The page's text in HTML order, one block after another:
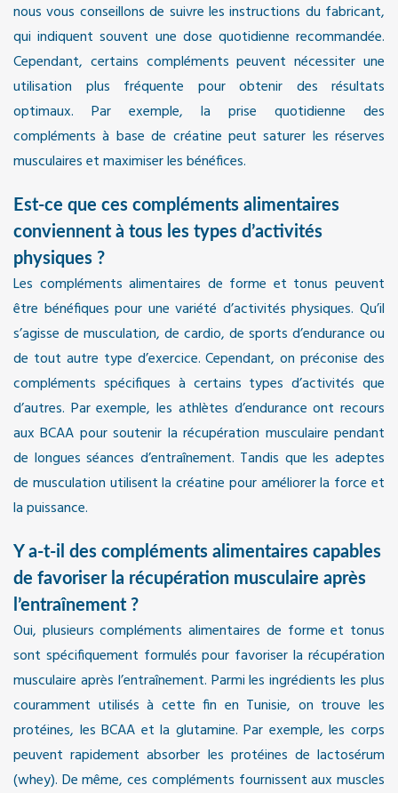
nous vous conseillons de suivre les instructions du fabricant,
qui indiquent souvent une dose quotidienne recommandée.
Cependant, certains compléments peuvent nécessiter une
utilisation plus fréquente pour obtenir des résultats
optimaux. Par exemple, la prise quotidienne des
compléments à base de créatine peut saturer les réserves
musculaires et maximiser les bénéfices.
Est-ce que ces compléments alimentaires
conviennent à tous les types d’activités
physiques ?
Les compléments alimentaires de forme et tonus peuvent
être bénéfiques pour une variété d’activités physiques. Qu’il
s’agisse de musculation, de cardio, de sports d’endurance ou
de tout autre type d’exercice. Cependant, on préconise des
compléments spécifiques à certains types d’activités que
d’autres. Par exemple, les athlètes d’endurance ont recours
aux BCAA pour soutenir la récupération musculaire pendant
de longues séances d’entraînement. Tandis que les adeptes
de musculation utilisent la créatine pour améliorer la force et
la puissance.
Y a-t-il des compléments alimentaires capables
de favoriser la récupération musculaire après
l’entraînement ?
Oui, plusieurs compléments alimentaires de forme et tonus
sont spécifiquement formulés pour favoriser la récupération
musculaire après l’entraînement. Parmi les ingrédients les plus
couramment utilisés à cette fin en Tunisie, on trouve les
protéines, les BCAA et la glutamine. Par exemple, les corps
peuvent rapidement absorber les protéines de lactosérum
(whey). De même, ces compléments fournissent aux muscles